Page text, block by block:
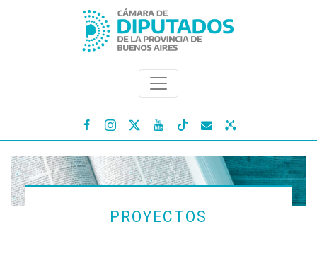
   
PROYECTOS